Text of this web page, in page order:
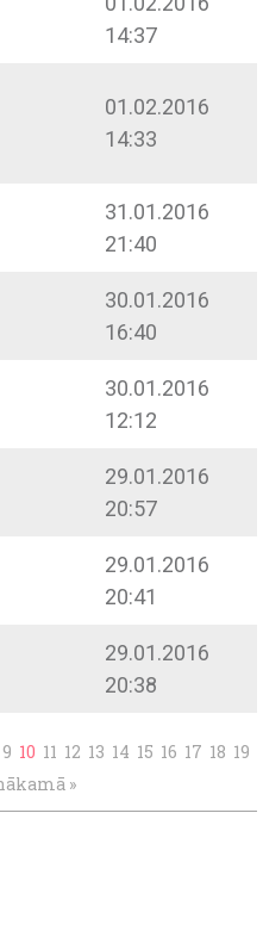
14:37
01.02.2016
14:33
31.01.2016
21:40
30.01.2016
16:40
30.01.2016
12:12
29.01.2016
20:57
29.01.2016
20:41
29.01.2016
20:38
9 10 11 12 13 14 15 16 17 18 19
»